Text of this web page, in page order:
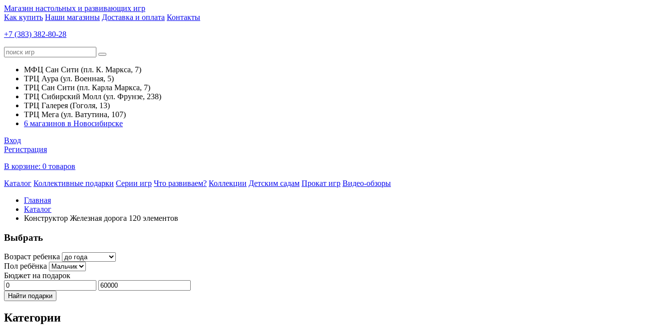
Магазин настольных и развивающих игр
Как купить Наши магазины Доставка и оплата Контакты
+7 (383) 382-80-28
МФЦ Сан Сити (пл. К. Маркса, 7)
ТРЦ Аура (ул. Военная, 5)
ТРЦ Сан Сити (пл. Карла Маркса, 7)
ТРЦ Сибирский Молл (ул. Фрунзе, 238)
ТРЦ Галерея (Гоголя, 13)
ТРЦ Мега (ул. Ватутина, 107)
6 магазинов в Новосибирске
Вход
Регистрация
В корзине: 0 товаров
Каталог Коллективные подарки Серии игр Что развиваем? Коллекции Детским садам Прокат игр Видео-обзоры
Главная
Каталог
Конструктор Железная дорога 120 элементов
Выбрать
Возраст ребенка
Пол ребёнка
Бюджет на подарок
Найти подарки
Категории